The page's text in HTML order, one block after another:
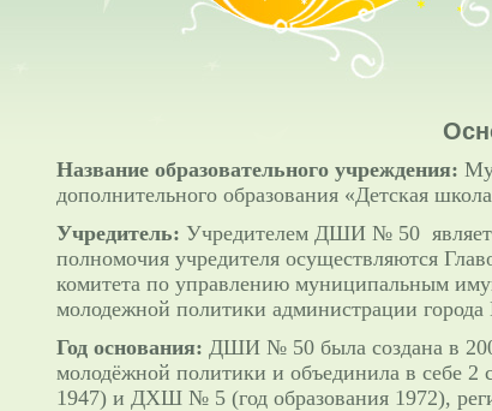
Название образовательного учреждения:
дополнительного образования «Детская
Учредитель:Учредителем ДШИ № 50
полномочия учредителя осуществляются
комитета по управлению муниципальным
молодежной политики администрации города
Год основания: ДШИ № 50 была создана в
молодёжной политики и объединила в себе 2
1947) и ДХШ № 5 (год образования 1972),